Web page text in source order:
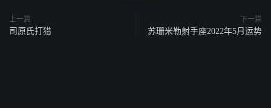
上一篇
司原氏打猎
下一篇
苏珊米勒射手座2022年5月运势